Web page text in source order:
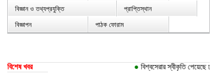
বিজ্ঞান ও তথ্যপ্রযুক্তি
প্রাপ্তিস্থান
বিজ্ঞাপন
পাঠক ফোরাম
বিশেষ খবর বিশ্বসেরার স্বীকৃতি পেয়েছে ঢাকা